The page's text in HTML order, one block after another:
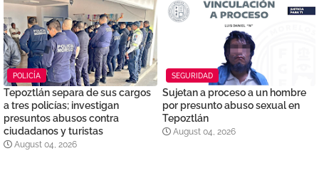
POLICÍA
Tepoztlán separa de sus cargos
a tres policías; investigan
presuntos abusos contra
ciudadanos y turistas
August 04, 2026
SEGURIDAD
Sujetan a proceso a un hombre
por presunto abuso sexual en
Tepoztlán
August 04, 2026